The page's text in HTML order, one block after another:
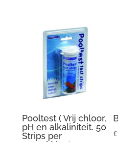
Pooltest ( Vrij chloor,
pH en alkaliniteit. 50
Strips per
€